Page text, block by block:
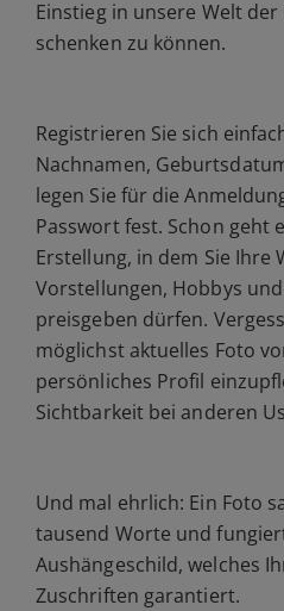
Einstieg in unsere Welt
schenken zu können.
Registrieren Sie sich
Nachnamen,
legen Sie für die
Passwort fest. Schon geht
Erstellung, in dem Sie Ihre
Vorstellungen, Hobbys
preisgeben dürfen.
möglichst aktuelles Foto
persönliches Profil
Sichtbarkeit bei anderen
Und mal ehrlich: Ein Foto
tausend Worte und
Aushängeschild, welches
Zuschriften garantiert.